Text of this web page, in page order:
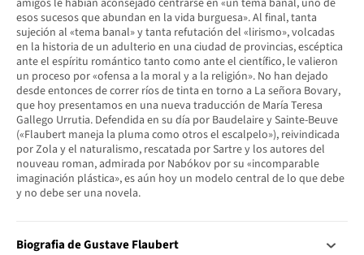
amigos le habían aconsejado centrarse en «un tema banal, uno de
esos sucesos que abundan en la vida burguesa». Al final, tanta
sujeción al «tema banal» y tanta refutación del «lirismo», volcadas
en la historia de un adulterio en una ciudad de provincias, escéptica
ante el espíritu romántico tanto como ante el científico, le valieron
un proceso por «ofensa a la moral y a la religión». No han dejado
desde entonces de correr ríos de tinta en torno a La señora Bovary,
que hoy presentamos en una nueva traducción de María Teresa
Gallego Urrutia. Defendida en su día por Baudelaire y Sainte-Beuve
(«Flaubert maneja la pluma como otros el escalpelo»), reivindicada
por Zola y el naturalismo, rescatada por Sartre y los autores del
nouveau roman, admirada por Nabókov por su «incomparable
imaginación plástica», es aún hoy un modelo central de lo que debe
y no debe ser una novela.
Biografia de Gustave Flaubert